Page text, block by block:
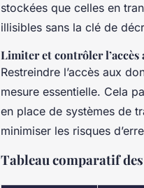
stockées que celles en
illisibles sans la clé de
Limiter et contrôler
Restreindre l’accès aux
mesure essentielle. Cela
en place de systèmes de
minimiser les risques
Tableau comparatif